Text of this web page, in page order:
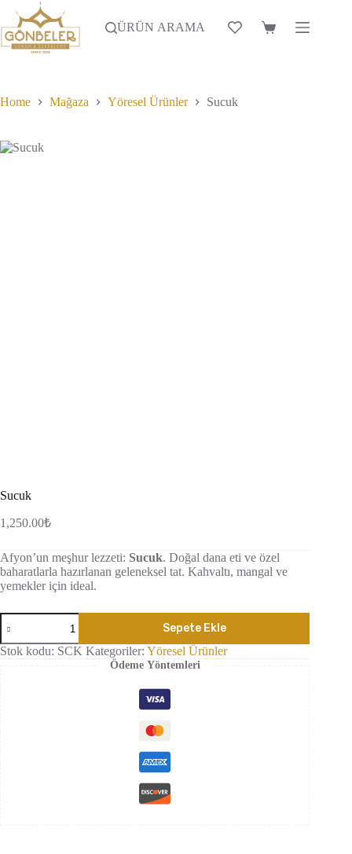
content
ÜRÜN ARAMA
Alışveriş
Home Mağaza Yöresel Ürünler Sucuk
Sucuk
1,250.00₺
Afyon’un meşhur lezzeti: Sucuk. Doğal dana eti ve özel
baharatlarla hazırlanan geleneksel tat. Kahvaltı, mangal ve
yemekler için ideal.
Sucuk
adet
Sepete Ekle
Stok kodu: SCK Kategoriler: Yöresel Ürünler
Ödeme Yöntemleri